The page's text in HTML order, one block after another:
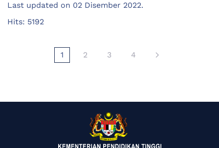
Last updated on 02 Disember 2022.
Hits: 5192
1 2 3 4